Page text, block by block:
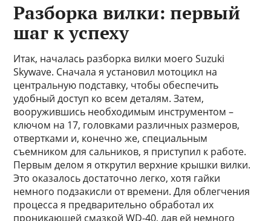
Разборка вилки: первый
шаг к успеху
Итак, началась разборка вилки моего Suzuki
Skywave. Сначала я установил мотоцикл на
центральную подставку, чтобы обеспечить
удобный доступ ко всем деталям. Затем,
вооружившись необходимым инструментом –
ключом на 17, головками различных размеров,
отвертками и, конечно же, специальным
съемником для сальников, я приступил к работе.
Первым делом я открутил верхние крышки вилки.
Это оказалось достаточно легко, хотя гайки
немного подзакисли от времени. Для облегчения
процесса я предварительно обработал их
проникающей смазкой WD-40, дав ей немного